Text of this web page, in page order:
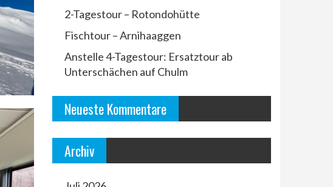
2-Tagestour – Rotondohütte
Fischtour – Arnihaaggen
Anstelle 4-Tagestour: Ersatztour ab
Unterschächen auf Chulm
Neueste Kommentare
Archiv